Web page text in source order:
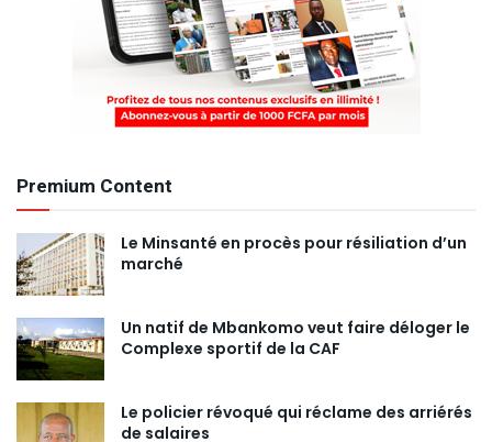
Premium Content
Le Minsanté en procès pour résiliation d’un
marché
Un natif de Mbankomo veut faire déloger le
Complexe sportif de la CAF
Le policier révoqué qui réclame des arriérés
de salaires